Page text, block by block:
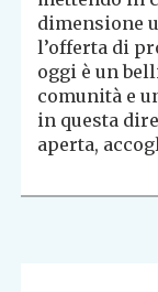
dimensione
l’offerta di
oggi è un
comunità e
in questa
aperta,